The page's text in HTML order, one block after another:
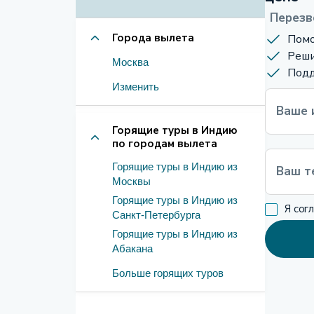
Города вылета
Москва
Изменить
Горящие туры в Индию
по городам вылета
Горящие туры в Индию из
Москвы
Горящие туры в Индию из
Санкт-Петербурга
Горящие туры в Индию из
Абакана
Больше горящих туров
Ваше
Ваш
Я